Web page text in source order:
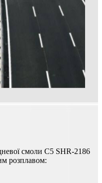
смоли C5 SHR-2186
розплавом: